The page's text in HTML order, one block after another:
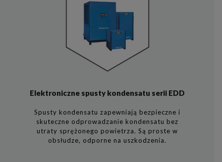
Elektroniczne spusty kondensatu serii EDD
Spusty kondensatu zapewniają bezpieczne i
skuteczne odprowadzanie kondensatu bez
utraty sprężonego powietrza. Są proste w
obsłudze, odporne na uszkodzenia.